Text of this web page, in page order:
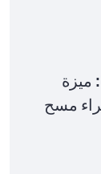
إصدار MetaDefender™ Drive .4.7: ميزة
مسح